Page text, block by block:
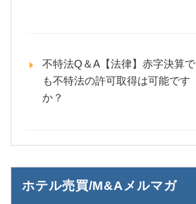
不特法Q＆A【法律】赤字決算で
も不特法の許可取得は可能です
か？
ホテル売買/M&Aメルマガ